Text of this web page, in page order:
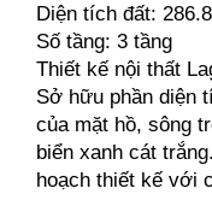
Diện tích đất:
Số tầng: 3 tầng
Thiết kế nội thất
Sở hữu phần diện
của mặt hồ, sông
biển xanh cát
hoạch thiết kế với